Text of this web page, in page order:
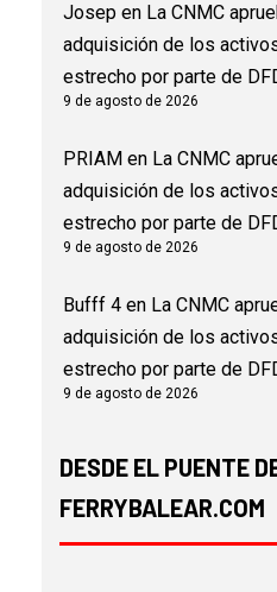
Josep en La CNMC
adquisición de los
estrecho por parte de
9 de agosto de 2026
PRIAM en La CNMC
adquisición de los
estrecho por parte de
9 de agosto de 2026
Bufff 4 en La CNMC
adquisición de los
estrecho por parte de
9 de agosto de 2026
DESDE EL PUENTE
FERRYBALEAR.COM